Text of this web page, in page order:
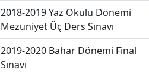
2018-2019 Yaz Okulu Dönemi
Mezuniyet Üç Ders Sınavı
2019-2020 Bahar Dönemi Final
Sınavı